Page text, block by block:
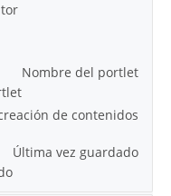
Nombre del portlet
de contenidos
Última vez guardado